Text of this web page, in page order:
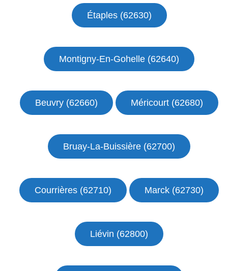
Étaples (62630)
Montigny-En-Gohelle (62640)
Beuvry (62660) Méricourt (62680)
Bruay-La-Buissière (62700)
Courrières (62710) Marck (62730)
Liévin (62800)